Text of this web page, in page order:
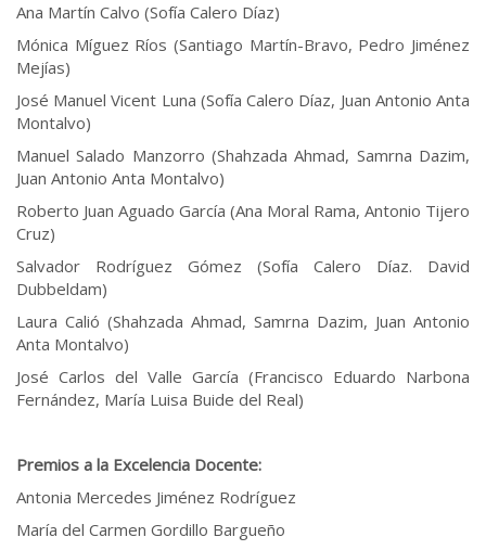
Ana Martín Calvo (Sofía Calero Díaz)
Mónica Míguez Ríos (Santiago Martín-Bravo, Pedro Jiménez
Mejías)
José Manuel Vicent Luna (Sofía Calero Díaz, Juan Antonio Anta
Montalvo)
Manuel Salado Manzorro (Shahzada Ahmad, Samrna Dazim,
Juan Antonio Anta Montalvo)
Roberto Juan Aguado García (Ana Moral Rama, Antonio Tijero
Cruz)
Salvador Rodríguez Gómez (Sofía Calero Díaz. David
Dubbeldam)
Laura Calió (Shahzada Ahmad, Samrna Dazim, Juan Antonio
Anta Montalvo)
José Carlos del Valle García (Francisco Eduardo Narbona
Fernández, María Luisa Buide del Real)
Premios a la Excelencia Docente:
Antonia Mercedes Jiménez Rodríguez
María del Carmen Gordillo Bargueño